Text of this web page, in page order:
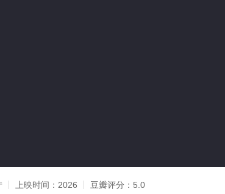
上映时间： 2026 豆瓣评分： 5.0